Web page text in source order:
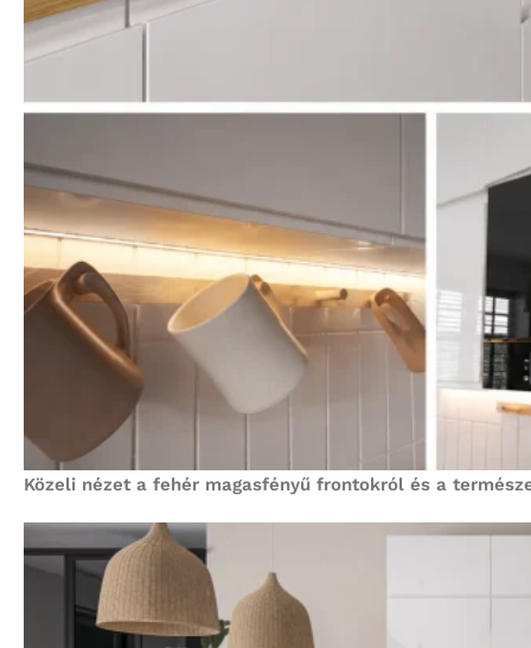
Közeli nézet a fehér magasfényű frontokról és a